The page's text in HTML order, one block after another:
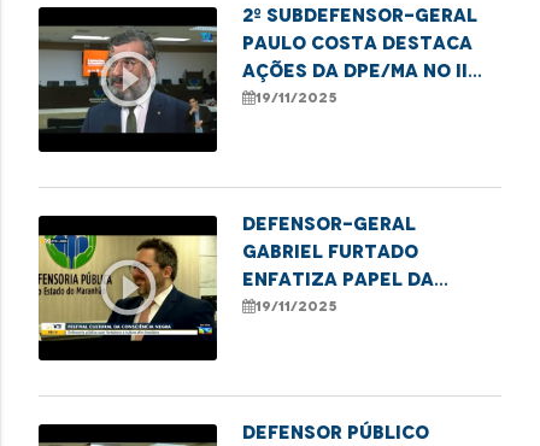
play_circle_outline
2º subdefensor-geral
Paulo Costa destaca
ações da DPE/MA no II
Festival da Consciência
19/11/2025
play_circle_outline
Defensor-geral
Gabriel Furtado
enfatiza papel da
DPE/MA no II Festival da
19/11/2025
Defensor público